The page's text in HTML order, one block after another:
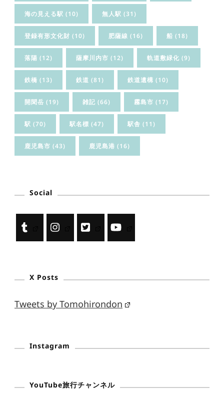
海の見える駅 (10) 無人駅 (31)
登録有形文化財 (10) 肥薩線 (16) 船 (18)
落陽 (12) 薩摩川内市 (12) 軌道敷緑化 (9)
鉄橋 (13) 鉄道 (81) 鉄道遺構 (10)
開聞岳 (19) 雑記 (66) 霧島市 (17)
駅 (70) 駅名標 (47) 駅舎 (11)
鹿児島市 (43) 鹿児島港 (16)
Social
X Posts
Tweets by Tomohirondon
Instagram
YouTube旅行チャンネル